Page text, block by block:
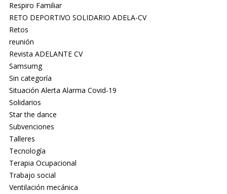
Respiro Familiar
RETO DEPORTIVO SOLIDARIO ADELA-CV
Retos
reunión
Revista ADELANTE CV
Samsumg
Sin categoría
Situación Alerta Alarma Covid-19
Solidarios
Star the dance
Subvenciones
Talleres
Tecnología
Terapia Ocupacional
Trabajo social
Ventilación mecánica